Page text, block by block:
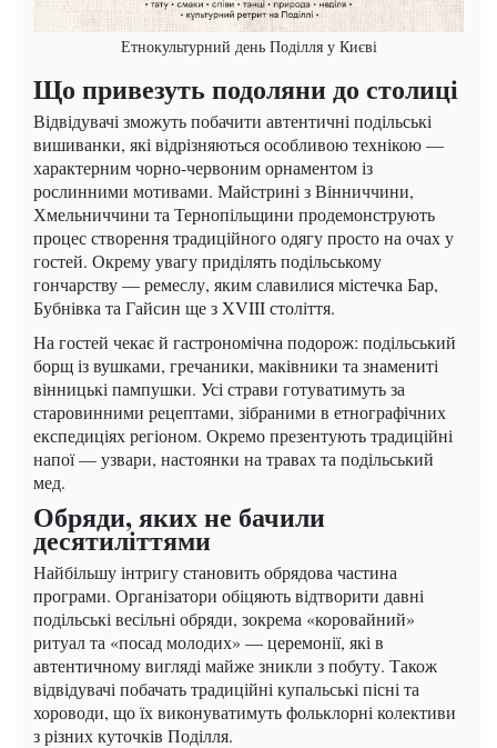
Етнокультурний день Поділля у Києві
Що привезуть подоляни до столиці
Відвідувачі зможуть побачити автентичні подільські
вишиванки, які відрізняються особливою технікою —
характерним чорно-червоним орнаментом із
рослинними мотивами. Майстрині з Вінниччини,
Хмельниччини та Тернопільщини продемонструють
процес створення традиційного одягу просто на очах у
гостей. Окрему увагу приділять подільському
гончарству — ремеслу, яким славилися містечка Бар,
Бубнівка та Гайсин ще з XVIII століття.
На гостей чекає й гастрономічна подорож: подільський
борщ із вушками, гречаники, маківники та знамениті
вінницькі пампушки. Усі страви готуватимуть за
старовинними рецептами, зібраними в етнографічних
експедиціях регіоном. Окремо презентують традиційні
напої — узвари, настоянки на травах та подільський
мед.
Обряди, яких не бачили
десятиліттями
Найбільшу інтригу становить обрядова частина
програми. Організатори обіцяють відтворити давні
подільські весільні обряди, зокрема «коровайний»
ритуал та «посад молодих» — церемонії, які в
автентичному вигляді майже зникли з побуту. Також
відвідувачі побачать традиційні купальські пісні та
хороводи, що їх виконуватимуть фольклорні колективи
з різних куточків Поділля.